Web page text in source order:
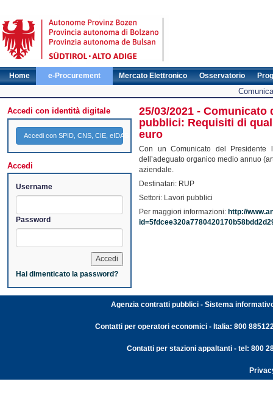
Home e-Procurement Mercato Elettronico Osservatorio
Accedi con identità digitale
Accedi con SPID, CNS, CIE, eIDAS
Accedi
Username
Password
Hai dimenticato la password?
25/03/2021 - Comunicato
pubblici: Requisiti di
euro
Con un Comunicato del Presidente
dell’adeguato organico medio annuo
aziendale.
Destinatari: RUP
Settori: Lavori pubblici
Per maggiori informazioni: http://
Agenzia contratti pubblici - Sistema
Contatti per operatori economici - Italia: 800
Contatti per stazioni appaltanti - tel: 800